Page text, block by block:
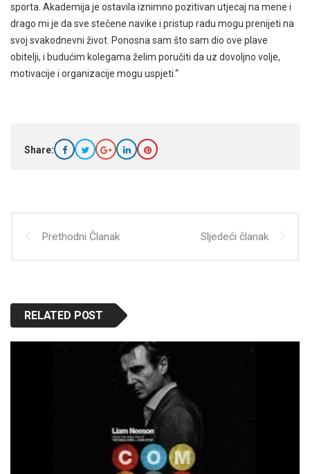
sporta. Akademija je ostavila iznimno pozitivan utjecaj na mene i
drago mi je da sve stečene navike i pristup radu mogu prenijeti na
svoj svakodnevni život. Ponosna sam što sam dio ove plave
obitelji, i budućim kolegama želim poručiti da uz dovoljno volje,
motivacije i organizacije mogu uspjeti.“
Share:
Prethodni Članak Sljedeći članak
RELATED POST